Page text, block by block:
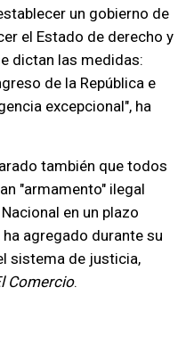
un gobierno de
el Estado de derecho y
dictan las medidas:
de la República e
excepcional", ha
también que todos
"armamento" ilegal
en un plazo
agregado durante su
sistema de justicia,
Comercio.